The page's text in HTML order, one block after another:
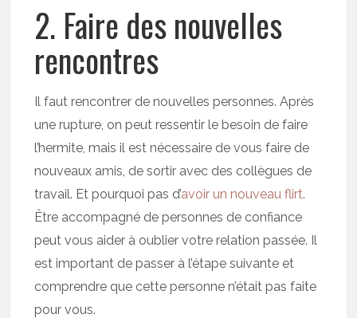
2. Faire des nouvelles
rencontres
Il faut rencontrer de nouvelles personnes. Après
une rupture, on peut ressentir le besoin de faire
l’hermite, mais il est nécessaire de vous faire de
nouveaux amis, de sortir avec des collègues de
travail. Et pourquoi pas d’avoir un nouveau flirt.
Être accompagné de personnes de confiance
peut vous aider à oublier votre relation passée. Il
est important de passer à l’étape suivante et
comprendre que cette personne n’était pas faite
pour vous.